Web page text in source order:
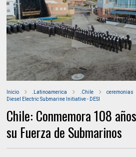
Inicio .Latinoamerica .Chile
ceremonias
Diesel Electric Submarine Initiative - DESI
Chile: Conmemora 108
su Fuerza de Submarinos